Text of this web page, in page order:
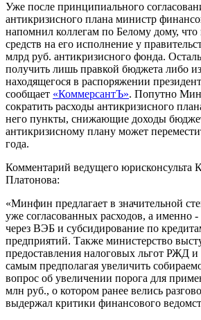
Уже после принципиального
антикризисного плана министр
напомнил коллегам по Белому дому, что
средств на его исполнение у
млрд руб. антикризисного фонда.
получить лишь правкой бюджета либо из
находящегося в распоряжении
сообщает «КоммерсантЪ». Попутно
сократить расходы антикризисного
него пункты, снижающие доходы
антикризисному плану может
года.
Комментарий ведущего
Платонова:
«Минфин предлагает в значительной
уже согласованных расходов, а именно
через ВЭБ и субсидирование по
предприятий. Также министерство
предоставления налоговых льгот РЖД и
самым предполагая увеличить
вопрос об увеличении порога для
млн руб., о котором ранее велись
выдержал критики финансового